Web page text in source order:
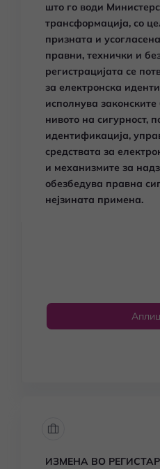
што го води
трансформација, со
призната и
правни, технички и
регистрацијата се
за електронска
исполнува
нивото на сигурност,
идентификација,
средствата за
и механизмите за
обезбедува правна
нејзината примена.
ИЗМЕНА ВО